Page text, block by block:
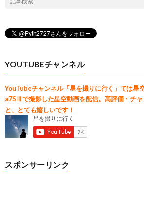
YOUTUBEチャンネル
YouTubeチャンネル「星を撮りに行く」では星
a7SⅢで撮影した星空動画を配信。高評価・チ
と、とても嬉しいです！
スポンサーリンク